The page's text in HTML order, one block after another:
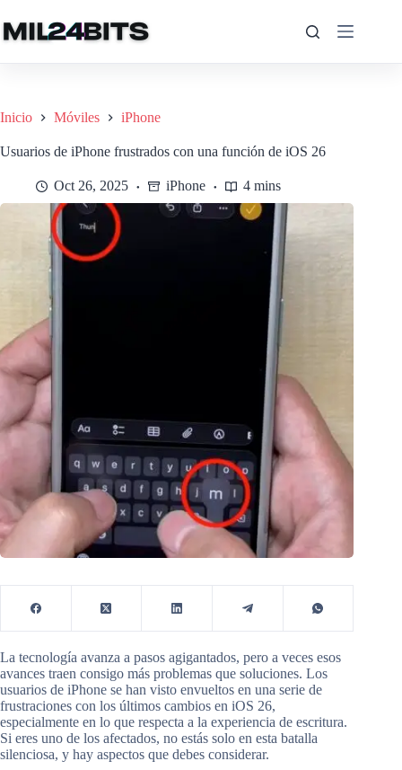
al
contenido
Inicio Móviles iPhone
Usuarios de iPhone frustrados con una función de iOS 26
Oct 26, 2025 iPhone 4 mins
La tecnología avanza a pasos agigantados, pero a veces esos
avances traen consigo más problemas que soluciones. Los
usuarios de iPhone se han visto envueltos en una serie de
frustraciones con los últimos cambios en iOS 26,
especialmente en lo que respecta a la experiencia de escritura.
Si eres uno de los afectados, no estás solo en esta batalla
silenciosa, y hay aspectos que debes considerar.